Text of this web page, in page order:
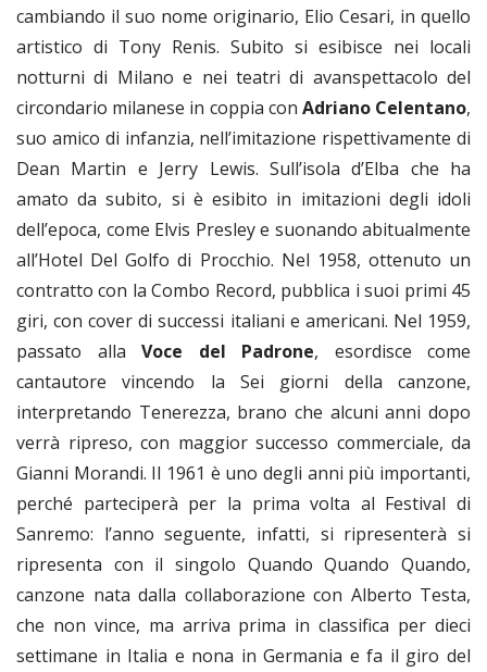
cambiando il suo nome originario, Elio Cesari, in quello
artistico di Tony Renis. Subito si esibisce nei locali
notturni di Milano e nei teatri di avanspettacolo del
circondario milanese in coppia con Adriano Celentano,
suo amico di infanzia, nell’imitazione rispettivamente di
Dean Martin e Jerry Lewis. Sull’isola d’Elba che ha
amato da subito, si è esibito in imitazioni degli idoli
dell’epoca, come Elvis Presley e suonando abitualmente
all’Hotel Del Golfo di Procchio. Nel 1958, ottenuto un
contratto con la Combo Record, pubblica i suoi primi 45
giri, con cover di successi italiani e americani. Nel 1959,
passato alla Voce del Padrone, esordisce come
cantautore vincendo la Sei giorni della canzone,
interpretando Tenerezza, brano che alcuni anni dopo
verrà ripreso, con maggior successo commerciale, da
Gianni Morandi. Il 1961 è uno degli anni più importanti,
perché parteciperà per la prima volta al Festival di
Sanremo: l’anno seguente, infatti, si ripresenterà si
ripresenta con il singolo Quando Quando Quando,
canzone nata dalla collaborazione con Alberto Testa,
che non vince, ma arriva prima in classifica per dieci
settimane in Italia e nona in Germania e fa il giro del